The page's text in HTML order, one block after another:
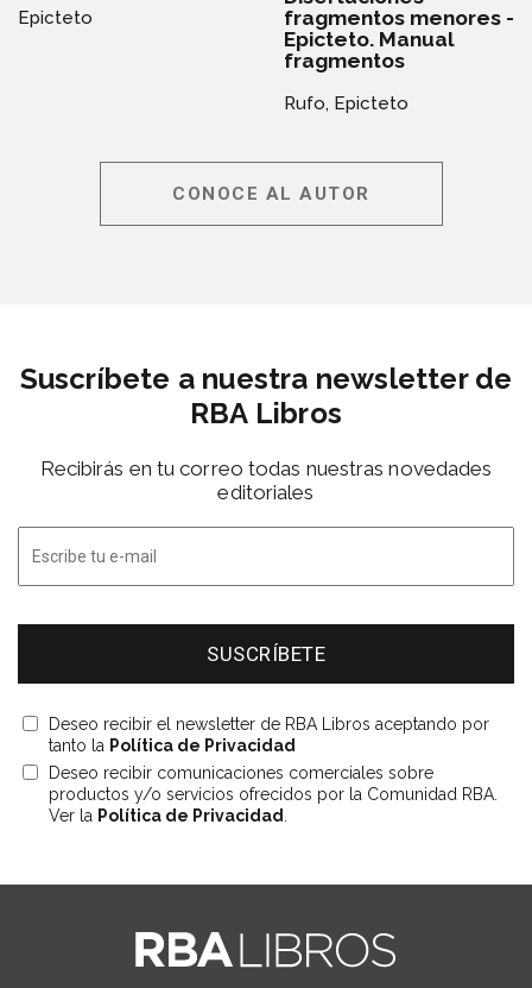
Epicteto
fragmentos menores -
Epicteto. Manual
fragmentos
Rufo, Epicteto
CONOCE AL AUTOR
Suscríbete a nuestra newsletter de
RBA Libros
Recibirás en tu correo todas nuestras novedades
editoriales
Deseo recibir el newsletter de RBA Libros aceptando por
tanto la Política de Privacidad
Deseo recibir comunicaciones comerciales sobre
productos y/o servicios ofrecidos por la Comunidad RBA.
Ver la Política de Privacidad